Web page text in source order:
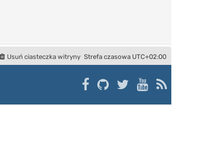
Strefa czasowa UTC+02:00
Usuń ciasteczka witryny